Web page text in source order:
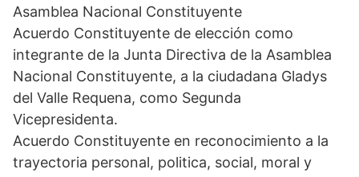
Asamblea Nacional Constituyente
Acuerdo Constituyente de elección como
integrante de la Junta Directiva de la Asamblea
Nacional Constituyente, a la ciudadana Gladys
del Valle Requena, como Segunda
Vicepresidenta.
Acuerdo Constituyente en reconocimiento a la
trayectoria personal, politica, social, moral y